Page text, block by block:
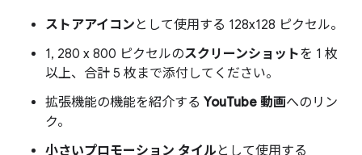
ストアアイコン として使用する 128x128 ピクセル。
1, 280 x 800 ピクセルのスクリーンショットを 1 枚
以上、合計 5 枚まで添付してください。
拡張機能の機能を紹介する YouTube 動画へのリン
ク。
小さいプロモーション タイル として使用する